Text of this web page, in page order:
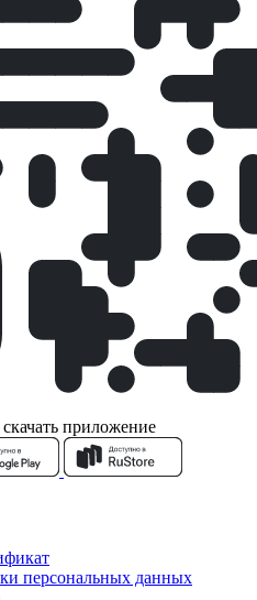
приложение
персональных данных